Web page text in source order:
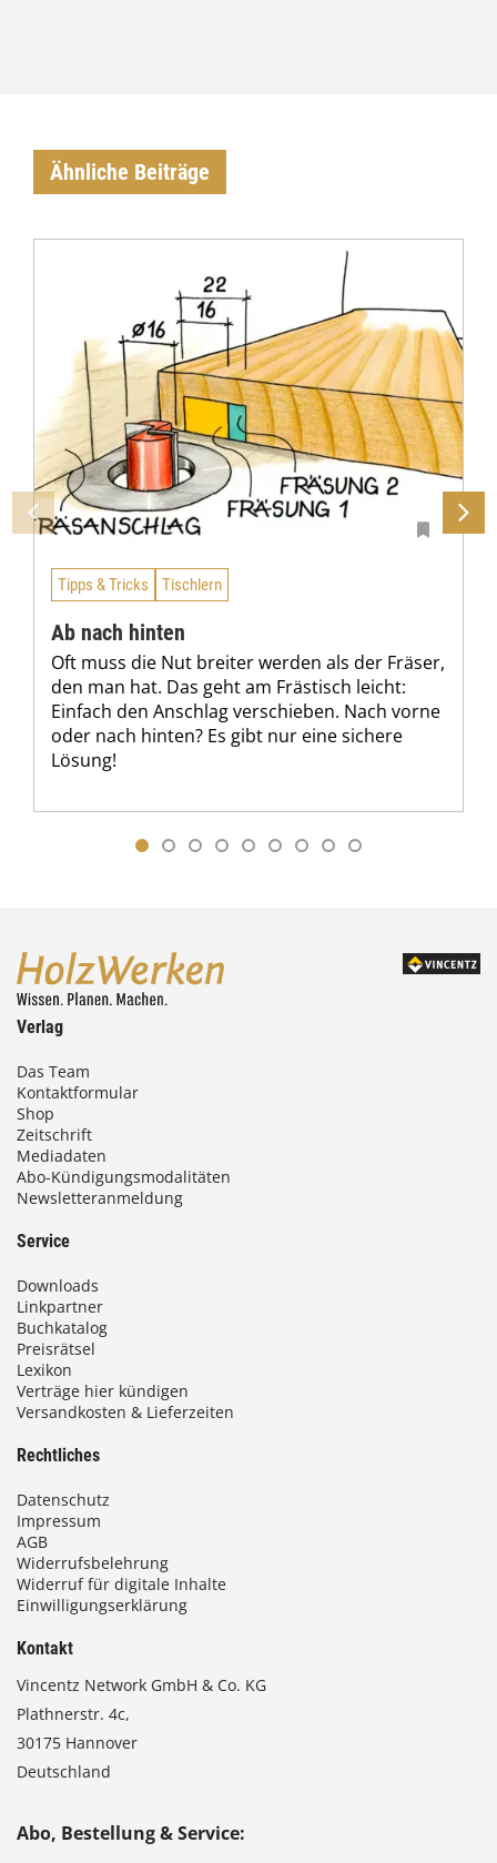
Ähnliche Beiträge
Tipps & Tricks Tischlern
Ab nach hinten
Oft muss die Nut breiter werden als der Fräser,
den man hat. Das geht am Frästisch leicht:
Einfach den Anschlag verschieben. Nach vorne
oder nach hinten? Es gibt nur eine sichere
Lösung!
Verlag
Das Team
Kontaktformular
Shop
Zeitschrift
Mediadaten
Abo-Kündigungsmodalitäten
Newsletteranmeldung
Service
Downloads
Linkpartner
Buchkatalog
Preisrätsel
Lexikon
Verträge hier kündigen
Versandkosten & Lieferzeiten
Rechtliches
Datenschutz
Impressum
AGB
Widerrufsbelehrung
Widerruf für digitale Inhalte
Einwilligungserklärung
Kontakt
Vincentz Network GmbH & Co. KG
Plathnerstr. 4c,
30175 Hannover
Deutschland
Abo, Bestellung & Service: